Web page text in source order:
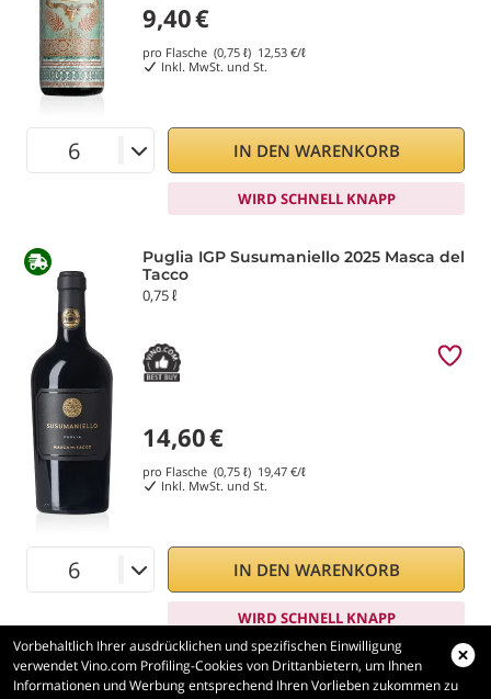
9,40€
pro Flasche (0,75 ℓ) 12,53 €/ℓ
Inkl. MwSt. und St.
IN DEN WARENKORB
WIRD SCHNELL KNAPP
Puglia IGP Susumaniello 2025 Masca del
Tacco
0,75 ℓ
14,60€
pro Flasche (0,75 ℓ) 19,47 €/ℓ
Inkl. MwSt. und St.
IN DEN WARENKORB
WIRD SCHNELL KNAPP
Vorbehaltlich Ihrer ausdrücklichen und spezifischen Einwilligung
verwendet Vino.com Profiling-Cookies von Drittanbietern, um Ihnen
Informationen und Werbung entsprechend Ihren Vorlieben zukommen zu